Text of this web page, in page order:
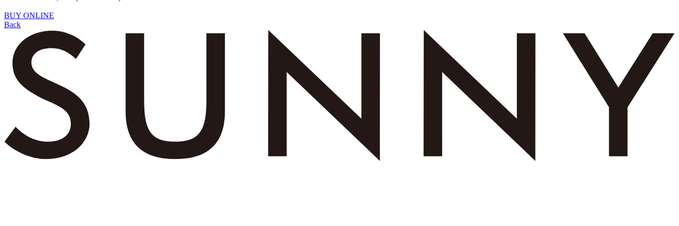
BUY ONLINE
Back